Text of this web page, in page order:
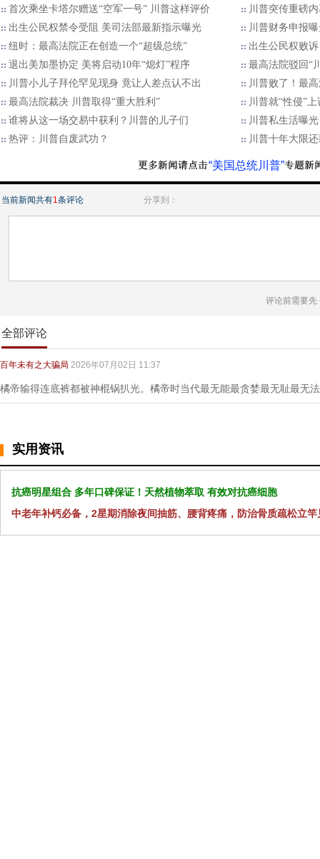
首次乘坐卡塔尔赠送“空军一号” 川普这样评价
川普突传重磅
出生公民权禁令受阻 美司法部最新指示曝光
川普财务申报
纽时：最高法院正在创造一个“超级总统”
出生公民权败
退出美加墨协定 美将启动10年“熄灯”程序
最高法院驳回“
川普小儿子拜伦罕见现身 竟让人差点认不出
川普败了！最
最高法院裁决 川普取得“重大胜利”
川普就“性侵”
谁将从这一场交易中获利？川普的儿子们
川普私生活曝
热评：川普自废武功？
川普十年大限
“美国总统川普”
当前新闻共有1条评论 分享到：
评论前需要先
全部评论
百年未有之大骗局 2026年07月02日 11:37
橘帝输得连底裤都被神棍锅扒光。橘帝时当代最无能最贪婪最无耻最无
实用资讯
抗癌明星组合 多年口碑保证！天然植物萃取 有效对抗癌细胞
中老年补钙必备，2星期消除夜间抽筋、腰背疼痛，防治骨质疏松立竿